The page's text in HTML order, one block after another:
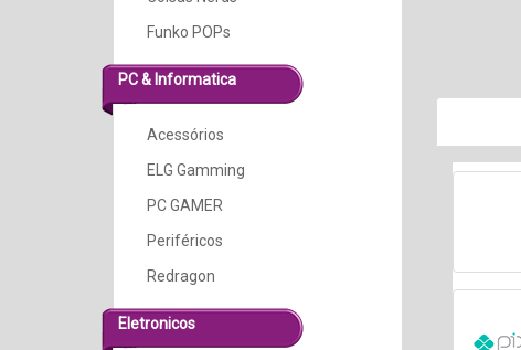
Funko POPs
PC & Informatica
Acessórios
ELG Gamming
PC GAMER
Periféricos
Redragon
Eletronicos